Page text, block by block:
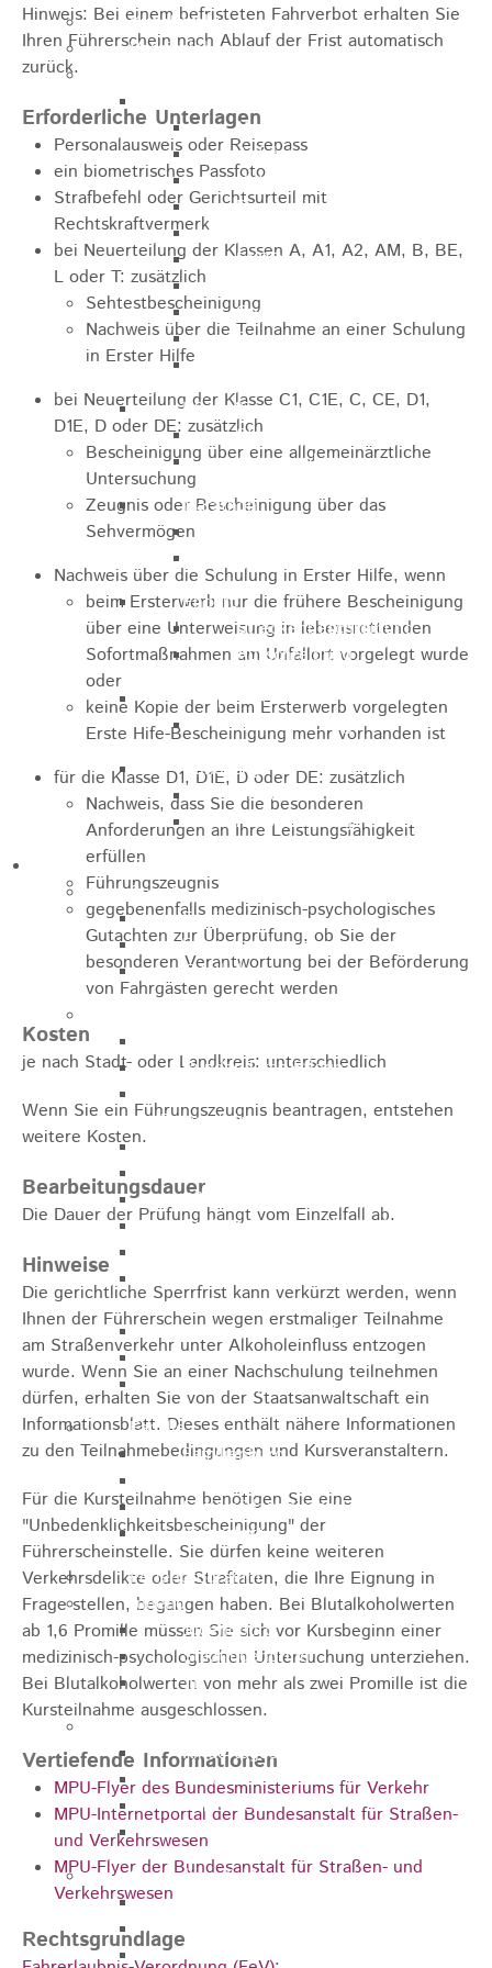
Kugelmarkt
Vereinsleben
Newsletter
Anfahrt
Unterkunft
Duschmöglichkeiten
EXPO
Geschichte
Sponsoren
U9 - U15
Streckenbeschreibung
Ausschreibung
Marathon
Enduro
Streckenbeschreibung
Ausschreibung
Pumptrack
Ausschreibung
Bundesliga
Streckenbeschreibung
Ausschreibung
Bildung / Familie
Soziales
Familienbüro
Ehrenamtsbörse
Tafelladen
Runder Tisch Pflege
Rosenstein
Pflegewohnhaus Haus Kielwein
Seniorenzentrum Heubach
Ökumenische Nachbarschaftshilfe
Heubach
Förderverein Altenhilfe Heubach e.V.
Seniorenwohnanlage Haus Hohgarten
Bischof Sproll Haus
Familie
Familienbüro
Sozialpädagogische Familienberatung
Kinderfest
Ferienprogramm
Jugend
Jugendbüro
Stadtjugendring
JIL
Betreuung & Bildung
Kindertagesstätten
Schulen
Volkshochschule
Stadtbibliothek
Gesundheit & Medizin
Ärzte
Hinweis: Bei einem befristeten Fahrverbot erhalten Sie
Ihren Führerschein nach Ablauf der Frist automatisch
zurück.
Erforderliche Unterlagen
Personalausweis oder Reisepass
ein biometrisches Passfoto
Strafbefehl oder Gerichtsurteil mit
Rechtskraftvermerk
bei Neuerteilung der Klassen A, A1, A2, AM, B, BE,
L oder T: zusätzlich
Sehtestbescheinigung
Nachweis über die Teilnahme an einer Schulung
in Erster Hilfe
bei Neuerteilung der Klasse C1, C1E, C, CE, D1,
D1E, D oder DE: zusätzlich
Bescheinigung über eine allgemeinärztliche
Untersuchung
Zeugnis oder Bescheinigung über das
Sehvermögen
Nachweis über die Schulung in Erster Hilfe, wenn
beim Ersterwerb nur die frühere Bescheinigung
über eine Unterweisung in lebensrettenden
Sofortmaßnahmen am Unfallort vorgelegt wurde
oder
keine Kopie der beim Ersterwerb vorgelegten
Erste Hife-Bescheinigung mehr vorhanden ist
für die Klasse D1, D1E, D oder DE: zusätzlich
Nachweis, dass Sie die besonderen
Anforderungen an Ihre Leistungsfähigkeit
erfüllen
Führungszeugnis
gegebenenfalls medizinisch-psychologisches
Gutachten zur Überprüfung, ob Sie der
besonderen Verantwortung bei der Beförderung
von Fahrgästen gerecht werden
Kosten
je nach Stadt- oder Landkreis: unterschiedlich
Wenn Sie ein Führungszeugnis beantragen, entstehen
weitere Kosten.
Bearbeitungsdauer
Die Dauer der Prüfung hängt vom Einzelfall ab.
Hinweise
Die gerichtliche Sperrfrist kann verkürzt werden, wenn
Ihnen der Führerschein wegen erstmaliger Teilnahme
am Straßenverkehr unter Alkoholeinfluss entzogen
wurde. Wenn Sie an einer Nachschulung teilnehmen
dürfen, erhalten Sie von der Staatsanwaltschaft ein
Informationsblatt. Dieses enthält nähere Informationen
zu den Teilnahmebedingungen und Kursveranstaltern.
Für die Kursteilnahme benötigen Sie eine
"Unbedenklichkeitsbescheinigung" der
Führerscheinstelle. Sie dürfen keine weiteren
Verkehrsdelikte oder Straftaten, die Ihre Eignung in
Frage stellen, begangen haben. Bei Blutalkoholwerten
ab 1,6 Promille müssen Sie sich vor Kursbeginn einer
medizinisch-psychologischen Untersuchung unterziehen.
Bei Blutalkoholwerten von mehr als zwei Promille ist die
Kursteilnahme ausgeschlossen.
Vertiefende Informationen
MPU-Flyer des Bundesministeriums für Verkehr
MPU-Internetportal der Bundesanstalt für Straßen-
und Verkehrswesen
MPU-Flyer der Bundesanstalt für Straßen- und
Verkehrswesen
Rechtsgrundlage